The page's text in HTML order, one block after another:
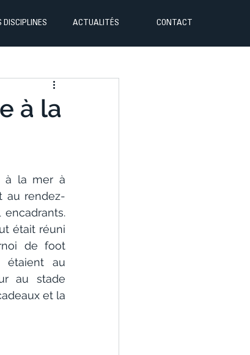
DISCIPLINES ACTUALITÉS CONTACT
à la
à la mer à
au rendez-
était réuni
de foot
étaient au
au stade
et la